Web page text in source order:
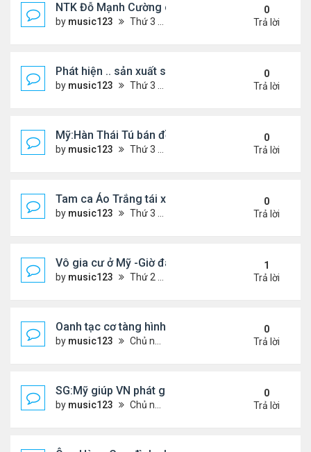
NTK Đỗ Mạnh Cường chi 100 triệu đồng thuê...
by music123 Thứ 3 Tháng 7 28, 2026 4:47 pm
0
Trả lời
Phát hiện .. sản xuất sữa 'pha bột giặt'
by music123 Thứ 3 Tháng 7 28, 2026 4:43 pm
0
Trả lời
Mỹ:Hàn Thái Tú bán đồ ăn online mưu sinh
by music123 Thứ 3 Tháng 7 28, 2026 4:36 pm
0
Trả lời
Tam ca Áo Trắng tái xuất trên sân khấu
by music123 Thứ 3 Tháng 7 28, 2026 4:32 pm
0
Trả lời
Vô gia cư ở Mỹ -Giờ đây tôi có căn hộ giá 200 đô
by music123 Thứ 2 Tháng 7 27, 2026 4:56 am
1
Trả lời
Oanh tạc cơ tàng hình đáng sợ nhất thế giới
by music123 Chủ nhật Tháng 7 26, 2026 5:46 pm
0
Trả lời
SG:Mỹ giúp VN phát giác xưởng sản xuất giày
by music123 Chủ nhật Tháng 7 26, 2026 5:22 pm
0
Trả lời